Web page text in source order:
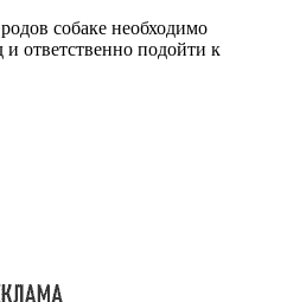
собаке необходимо
ответственно подойти к